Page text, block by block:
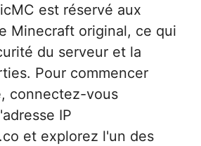
est réservé aux
Minecraft original, ce qui
du serveur et la
Pour commencer
connectez-vous
IP
et explorez l'un des